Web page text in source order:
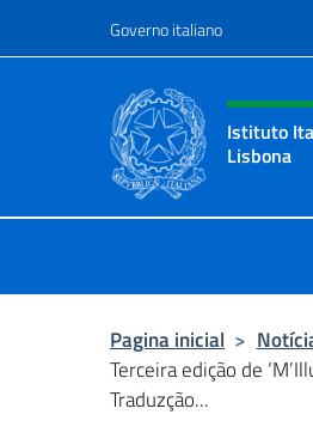
Governo italiano
Site, social e
Istituto
Lisbona
Pagina inicial >
Terceira edição de
Traduzção...